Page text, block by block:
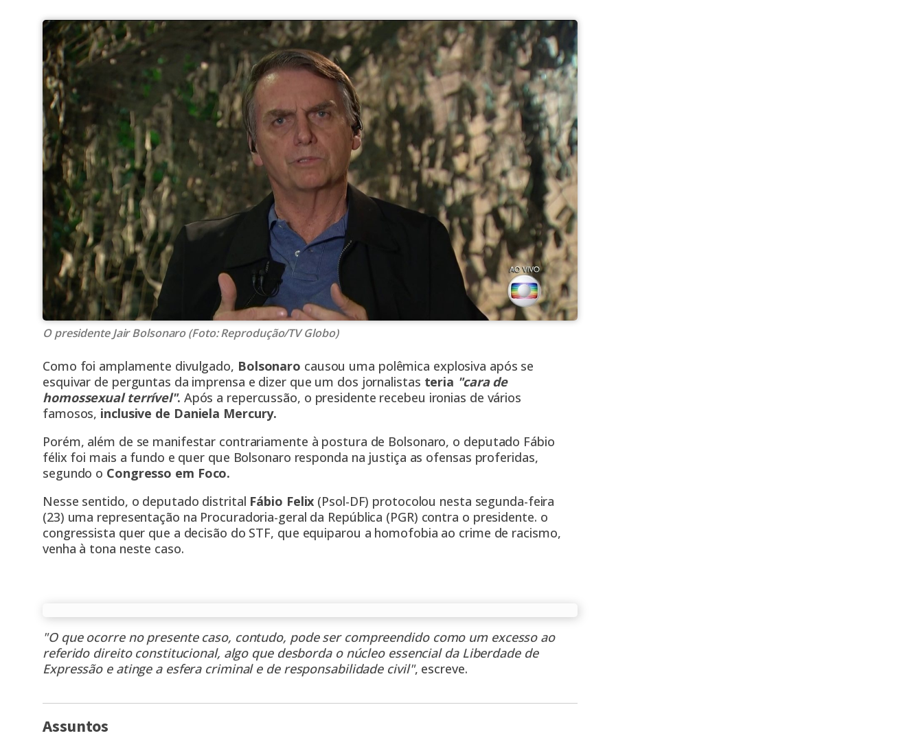
O presidente Jair Bolsonaro (Foto: Reprodução/TV Globo)
Como foi amplamente divulgado, Bolsonaro causou uma polêmica explosiva após se
esquivar de perguntas da imprensa e dizer que um dos jornalistas teria "cara de
homossexual terrível". Após a repercussão, o presidente recebeu ironias de vários
famosos, inclusive de Daniela Mercury.
Porém, além de se manifestar contrariamente à postura de Bolsonaro, o deputado Fábio
félix foi mais a fundo e quer que Bolsonaro responda na justiça as ofensas proferidas,
segundo o Congresso em Foco.
Nesse sentido, o deputado distrital Fábio Felix (Psol-DF) protocolou nesta segunda-feira
(23) uma representação na Procuradoria-geral da República (PGR) contra o presidente. o
congressista quer que a decisão do STF, que equiparou a homofobia ao crime de racismo,
venha à tona neste caso.
"O que ocorre no presente caso, contudo, pode ser compreendido como um excesso ao
referido direito constitucional, algo que desborda o núcleo essencial da Liberdade de
Expressão e atinge a esfera criminal e de responsabilidade civil", escreve.
Assuntos